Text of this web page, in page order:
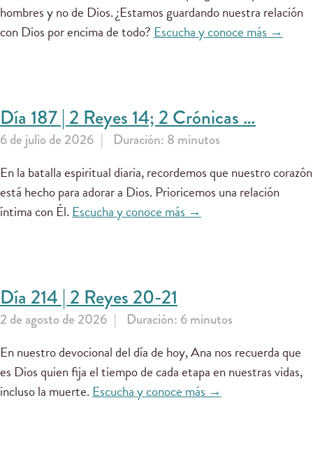
hombres y no de Dios. ¿Estamos guardando nuestra relación
con Dios por encima de todo? Escucha y conoce más →
Día 187 | 2 Reyes 14; 2 Crónicas …
6 de julio de 2026 Duración: 8 minutos
En la batalla espiritual diaria, recordemos que nuestro corazón
está hecho para adorar a Dios. Prioricemos una relación
íntima con Él.Escucha y conoce más →
Día 214 | 2 Reyes 20-21
2 de agosto de 2026 Duración: 6 minutos
En nuestro devocional del día de hoy, Ana nos recuerda que
es Dios quien fija el tiempo de cada etapa en nuestras vidas,
incluso la muerte.Escucha y conoce más →